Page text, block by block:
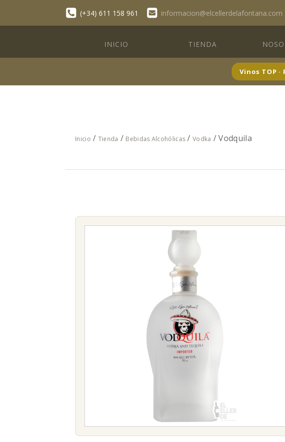
(+34) 611 158 961 informacion@elcellerdelafontana.com
INICIO TIENDA
Vinos TOP
Inicio / Tienda / Bebidas Alcohólicas /Vodka / Vodquila